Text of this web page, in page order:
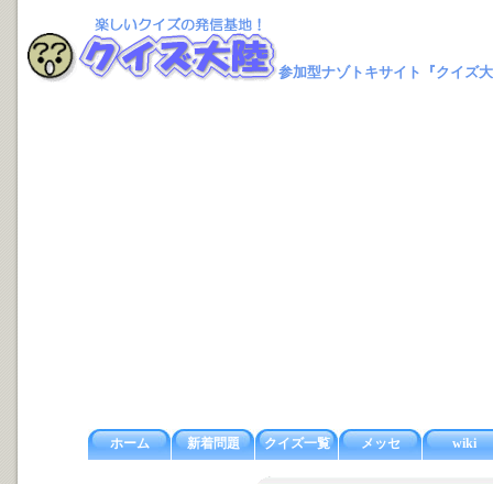
参加型ナゾトキサイト『クイズ
ホーム 新着問題 クイズ一覧 メッセ wiki